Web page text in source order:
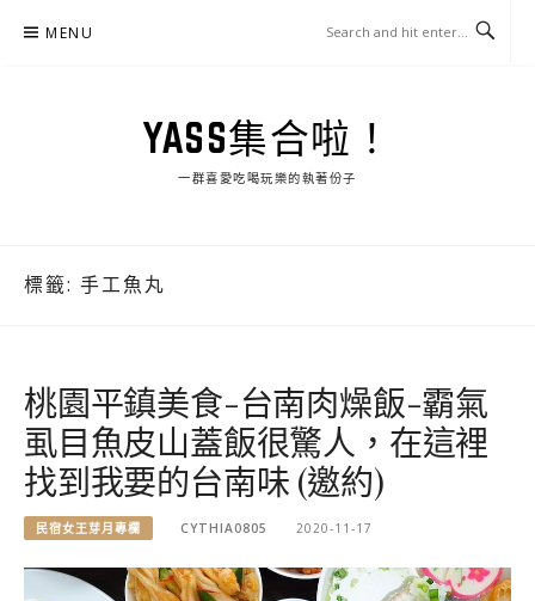
MENU
YASS集合啦！
一群喜愛吃喝玩樂的執著份子
標籤: 手工魚丸
桃園平鎮美食-台南肉燥飯-霸氣
虱目魚皮山蓋飯很驚人，在這裡
找到我要的台南味 (邀約)
民宿女王芽月專欄 CYTHIA0805 2020-11-17